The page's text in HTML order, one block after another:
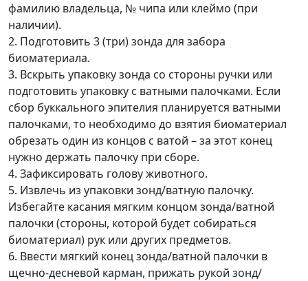
фамилию владельца, № чипа или клеймо (при
наличии).
2. Подготовить 3 (три) зонда для забора
биоматериала.
3. Вскрыть упаковку зонда со стороны ручки или
подготовить упаковку с ватными палочками. Если
сбор буккального эпителия планируется ватными
палочками, то необходимо до взятия биоматериал
обрезать один из концов с ватой – за этот конец
нужно держать палочку при сборе.
4. Зафиксировать голову животного.
5. Извлечь из упаковки зонд/ватную палочку.
Избегайте касания мягким концом зонда/ватной
палочки (стороны, которой будет собираться
биоматериал) рук или других предметов.
6. Ввести мягкий конец зонда/ватной палочки в
щечно-десневой карман, прижать рукой зонд/